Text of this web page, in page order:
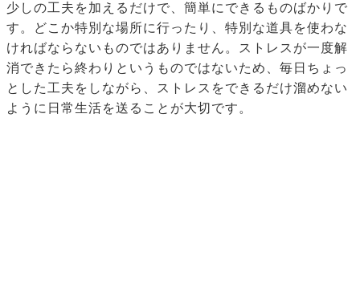
少しの工夫を加えるだけで、簡単にできるものばかりで
す。どこか特別な場所に行ったり、特別な道具を使わな
ければならないものではありません。ストレスが一度解
消できたら終わりというものではないため、毎日ちょっ
とした工夫をしながら、ストレスをできるだけ溜めない
ように日常生活を送ることが大切です。